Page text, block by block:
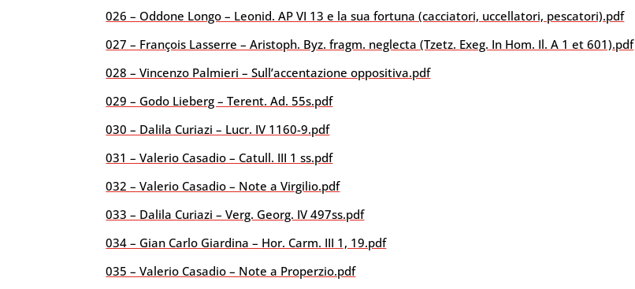
026 – Oddone Longo – Leonid. AP VI 13 e la sua fortuna (cacciatori, uccellatori, pescatori).pdf
027 – François Lasserre – Aristoph. Byz. fragm. neglecta (Tzetz. Exeg. In Hom. Il. A 1 et 601).pdf
028 – Vincenzo Palmieri – Sull’accentazione oppositiva.pdf
029 – Godo Lieberg – Terent. Ad. 55s.pdf
030 – Dalila Curiazi – Lucr. IV 1160-9.pdf
031 – Valerio Casadio – Catull. III 1 ss.pdf
032 – Valerio Casadio – Note a Virgilio.pdf
033 – Dalila Curiazi – Verg. Georg. IV 497ss.pdf
034 – Gian Carlo Giardina – Hor. Carm. III 1, 19.pdf
035 – Valerio Casadio – Note a Properzio.pdf